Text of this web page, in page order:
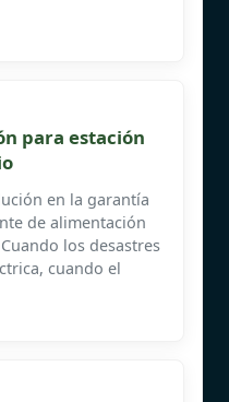
para estación
en la garantía
de alimentación
los desastres
cuando el